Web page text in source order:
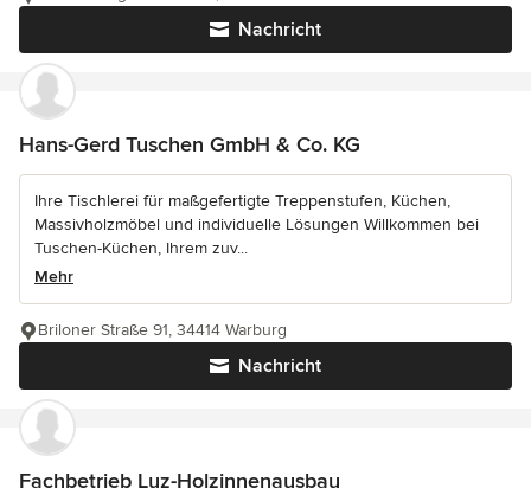
Nachricht
Hans-Gerd Tuschen GmbH & Co. KG
Ihre Tischlerei für maßgefertigte Treppenstufen, Küchen,
Massivholzmöbel und individuelle Lösungen Willkommen bei
Tuschen-Küchen, Ihrem zuv...
Mehr
Nachricht
Briloner Straße 91, 34414 Warburg
Fachbetrieb Luz-Holzinnenausbau